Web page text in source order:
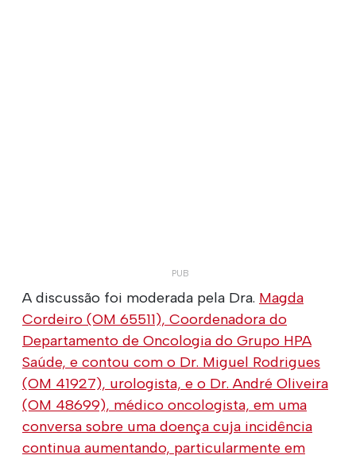
A discussão foi moderada pela Dra. Magda
Cordeiro (OM 65511), Coordenadora do
Departamento de Oncologia do Grupo HPA
Saúde, e contou com o Dr. Miguel Rodrigues
(OM 41927), urologista, e o Dr. André Oliveira
(OM 48699), médico oncologista, em uma
conversa sobre uma doença cuja incidência
continua aumentando, particularmente em